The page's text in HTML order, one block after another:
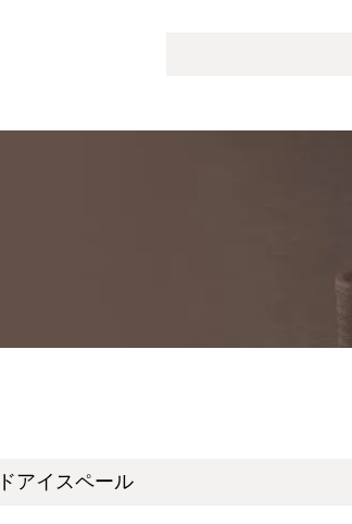
アイスペール